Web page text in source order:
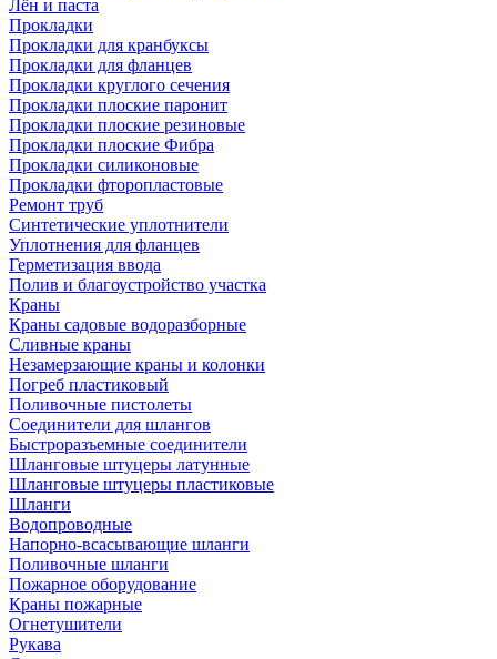
Лён и паста
Прокладки
Прокладки для кранбуксы
Прокладки для фланцев
Прокладки круглого сечения
Прокладки плоские паронит
Прокладки плоские резиновые
Прокладки плоские Фибра
Прокладки силиконовые
Прокладки фторопластовые
Ремонт труб
Синтетические уплотнители
Уплотнения для фланцев
Герметизация ввода
Полив и благоустройство участка
Краны
Краны садовые водоразборные
Сливные краны
Незамерзающие краны и колонки
Погреб пластиковый
Поливочные пистолеты
Соединители для шлангов
Быстроразъемные соединители
Шланговые штуцеры латунные
Шланговые штуцеры пластиковые
Шланги
Водопроводные
Напорно-всасывающие шланги
Поливочные шланги
Пожарное оборудование
Краны пожарные
Огнетушители
Рукава